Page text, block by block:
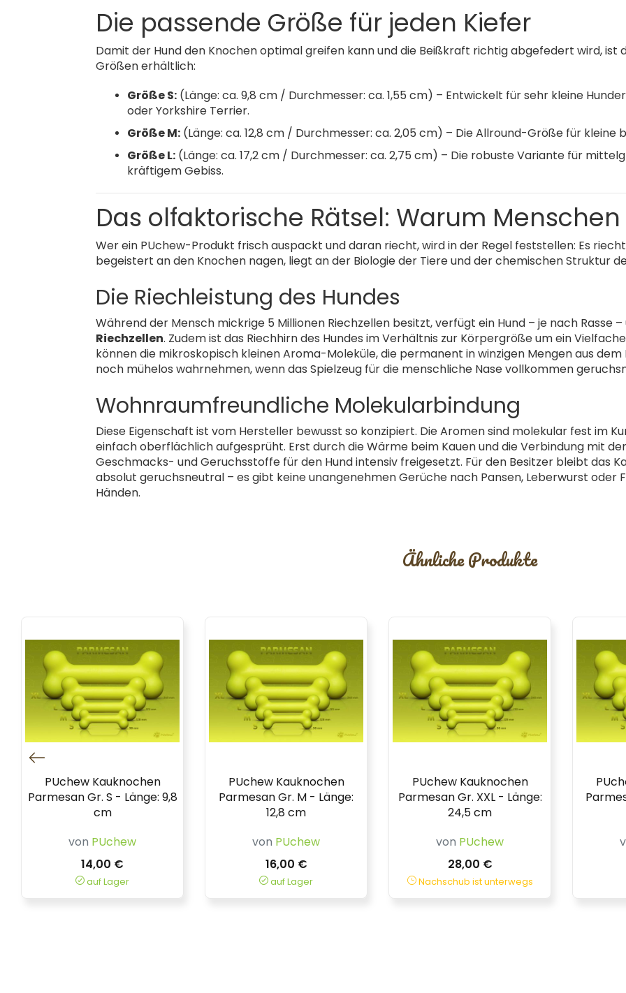
Die passende Größe für jeden Kiefer
Damit der Hund den Knochen optimal greifen kann und die Beißkraft richtig abgefedert wird, ist
Größen erhältlich:
Größe S: (Länge: ca. 9,8 cm / Durchmesser: ca. 1,55 cm) – Entwickelt für sehr kleine
oder Yorkshire Terrier.
Größe M: (Länge: ca. 12,8 cm / Durchmesser: ca. 2,05 cm) – Die Allround-Größe für kleine
Größe L: (Länge: ca. 17,2 cm / Durchmesser: ca. 2,75 cm) – Die robuste Variante für
kräftigem Gebiss.
Das olfaktorische Rätsel: Warum
Wer ein PUchew-Produkt frisch auspackt und daran riecht, wird in der Regel feststellen: Es
begeistert an den Knochen nagen, liegt an der Biologie der Tiere und der chemischen Struktur
Die Riechleistung des Hundes
Während der Mensch mickrige 5 Millionen Riechzellen besitzt, verfügt ein Hund – je nach Rasse
Riechzellen. Zudem ist das Riechhirn des Hundes im Verhältnis zur Körpergröße um ein
können die mikroskopisch kleinen Aroma-Moleküle, die permanent in winzigen Mengen aus
noch mühelos wahrnehmen, wenn das Spielzeug für die menschliche Nase vollkommen
Wohnraumfreundliche Molekularbindung
Diese Eigenschaft ist vom Hersteller bewusst so konzipiert. Die Aromen sind molekular fest im
einfach oberflächlich aufgesprüht. Erst durch die Wärme beim Kauen und die Verbindung mit
Geschmacks- und Geruchsstoffe für den Hund intensiv freigesetzt. Für den Besitzer bleibt das
absolut geruchsneutral – es gibt keine unangenehmen Gerüche nach Pansen, Leberwurst oder
Händen.
Ähnliche Produkte
PUchew Kauknochen
Parmesan Gr. S - Länge: 9,8
cm
von PUchew
14,00 €
auf Lager
PUchew Kauknochen
Parmesan Gr. M - Länge:
12,8 cm
von PUchew
16,00 €
auf Lager
PUchew Kauknochen
Parmesan Gr. XXL - Länge:
24,5 cm
von PUchew
28,00 €
Nachschub ist unterwegs